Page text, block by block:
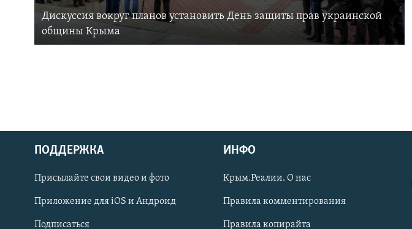
Українською
Qırımtatar
Дискуссия вокруг планов установить День защиты прав украинской
общины Крыма
ПОДДЕРЖКА
Присылайте свои видео и фото
Приложение для iOS и Андроид
Подписаться
ИНФО
Крым.Реалии. О нас
Правила комментирования
Правила копирайта